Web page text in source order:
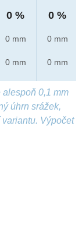
0 %
0 mm
0 mm
0 %
0 mm
0 mm
0,1 mm
úhrn srážek,
Výpočet